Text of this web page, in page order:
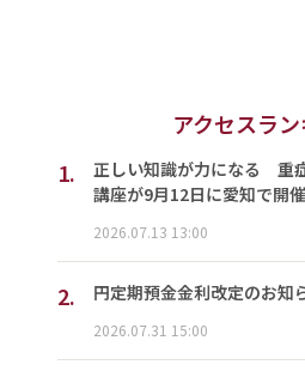
アクセスラ
1.
正しい知識が力になる 重
講座が9月12日に愛知で開催
2026.07.13 13:00
2. 円定期預金金利改定のお知
2026.07.31 15:00